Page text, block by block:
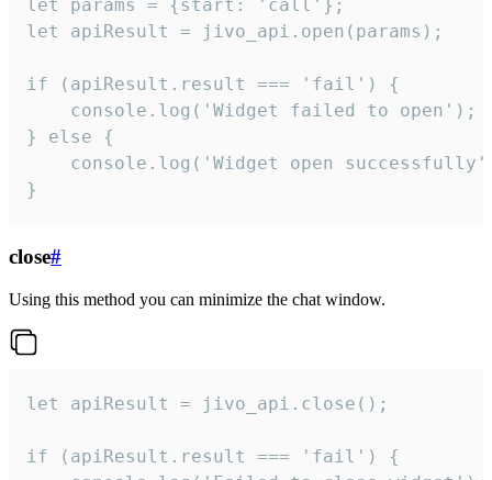
let params = {start: 'call'};
let apiResult = jivo_api.open(params);
if (apiResult.result === 'fail') {
    console.log('Widget failed to open');
} else {
console.log('Widget open
}
close#
Using this method you can minimize the chat window.
let apiResult = jivo_api.close();
if (apiResult.result === 'fail') {